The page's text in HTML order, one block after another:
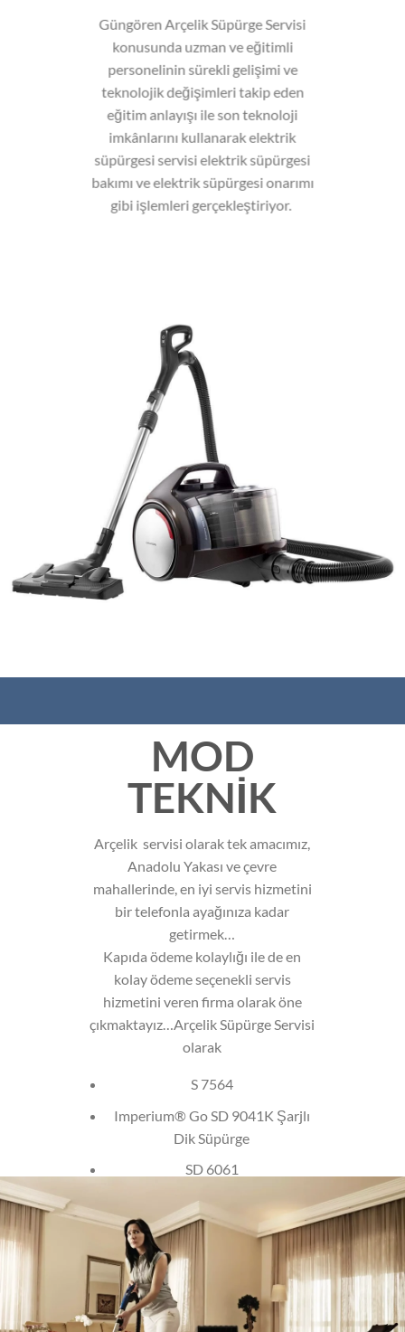
Güngören Arçelik Süpürge Servisi
konusunda uzman ve eğitimli
personelinin sürekli gelişimi ve
teknolojik değişimleri takip eden
eğitim anlayışı ile son teknoloji
imkânlarını kullanarak elektrik
süpürgesi servisi elektrik süpürgesi
bakımı ve elektrik süpürgesi onarımı
gibi işlemleri gerçekleştiriyor.
MOD
TEKNİK
Arçelik servisi olarak tek amacımız,
Anadolu Yakası ve çevre
mahallerinde, en iyi servis hizmetini
bir telefonla ayağınıza kadar
getirmek…
Kapıda ödeme kolaylığı ile de en
kolay ödeme seçenekli servis
hizmetini veren firma olarak öne
çıkmaktayız…Arçelik Süpürge Servisi
olarak
S 7564
Imperium® Go SD 9041K Şarjlı
Dik Süpürge
SD 6061
TRB 6986
Imperium® SilentPro TSZ 9953
Elektrikli Süpürge